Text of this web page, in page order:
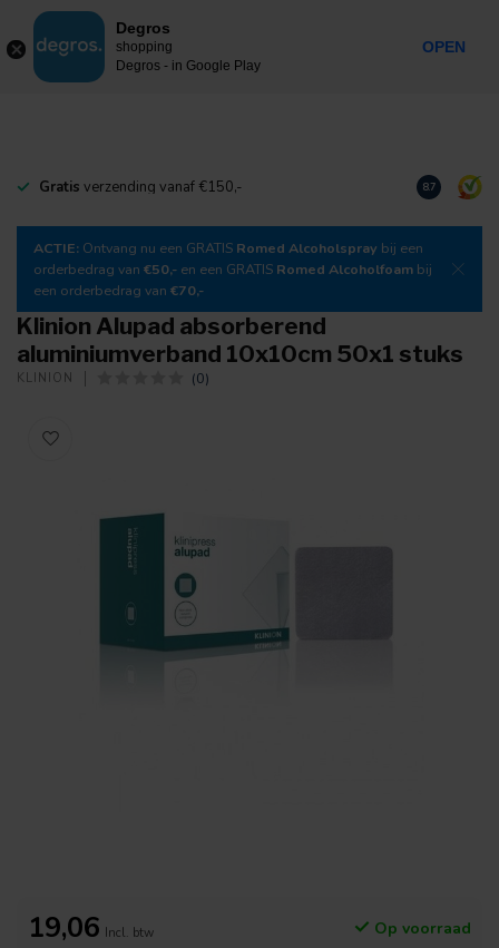
MENU
Gratis verzending vanaf €150,- Download
8.7
ACTIE: Ontvang nu een GRATIS Romed Alcoholspray bij een
orderbedrag van €50,- en een GRATIS Romed Alcoholfoam bij
een orderbedrag van €70,-
Klinion Alupad absorberend
aluminiumverband 10x10cm 50x1 stuks
KLINION (0)
19,06 Incl. btw Op voorraad
Degros
shopping
Degros - in Google Play
OPEN